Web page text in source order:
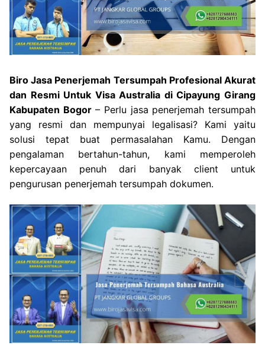
Biro Jasa Penerjemah Tersumpah Profesional Akurat
dan Resmi Untuk Visa Australia di Cipayung Girang
Kabupaten Bogor– Perlu jasa penerjemah tersumpah
yang resmi dan mempunyai legalisasi? Kami yaitu
solusi tepat buat permasalahan Kamu. Dengan
pengalaman bertahun-tahun, kami memperoleh
kepercayaan penuh dari banyak client untuk
pengurusan penerjemah tersumpah dokumen.